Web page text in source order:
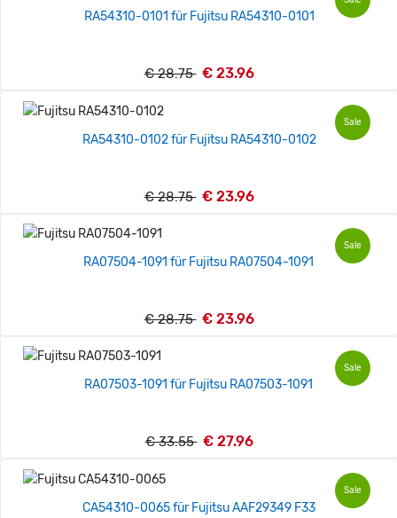
RA54310-0101 für Fujitsu RA54310-0101
€ 28.75 € 23.96
Sale
RA54310-0102 für Fujitsu RA54310-0102
€ 28.75 € 23.96
Sale
RA07504-1091 für Fujitsu RA07504-1091
€ 28.75 € 23.96
Sale
RA07503-1091 für Fujitsu RA07503-1091
€ 33.55 € 27.96
Sale
CA54310-0065 für Fujitsu AAF29349 F33